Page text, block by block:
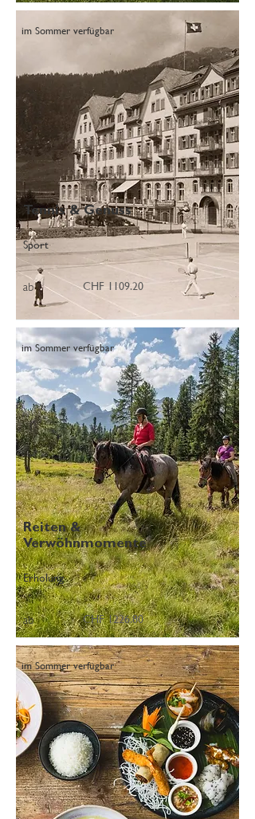
Tennis & Genuss
Sport
ab CHF 1109.20
im Sommer verfügbar
Reiten &
Verwöhnmomente
Erholung
ab CHF 1226.80
im Sommer verfügbar
im Sommer verfügbar